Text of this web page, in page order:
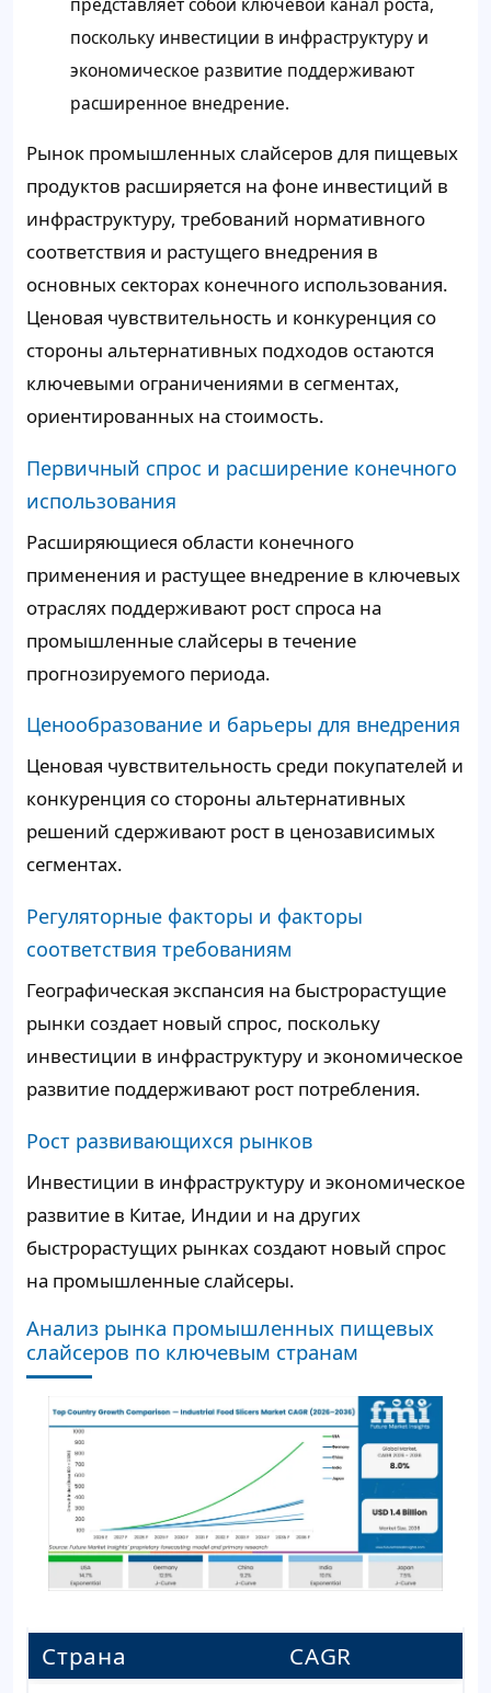
поскольку инвестиции в инфраструктуру и
экономическое развитие поддерживают
расширенное внедрение.
Рынок промышленных слайсеров для пищевых
продуктов расширяется на фоне инвестиций в
инфраструктуру, требований нормативного
соответствия и растущего внедрения в
основных секторах конечного использования.
Ценовая чувствительность и конкуренция со
стороны альтернативных подходов остаются
ключевыми ограничениями в сегментах,
ориентированных на стоимость.
Первичный спрос и расширение конечного
использования
Расширяющиеся области конечного
применения и растущее внедрение в ключевых
отраслях поддерживают рост спроса на
промышленные слайсеры в течение
прогнозируемого периода.
Ценообразование и барьеры для внедрения
Ценовая чувствительность среди покупателей и
конкуренция со стороны альтернативных
решений сдерживают рост в ценозависимых
сегментах.
Регуляторные факторы и факторы
соответствия требованиям
Географическая экспансия на быстрорастущие
рынки создает новый спрос, поскольку
инвестиции в инфраструктуру и экономическое
развитие поддерживают рост потребления.
Рост развивающихся рынков
Инвестиции в инфраструктуру и экономическое
развитие в Китае, Индии и на других
быстрорастущих рынках создают новый спрос
на промышленные слайсеры.
Анализ рынка промышленных пищевых
слайсеров по ключевым странам
Страна CAGR